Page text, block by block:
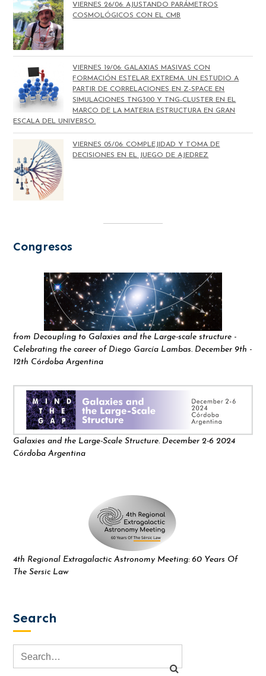
VIERNES 26/06: AJUSTANDO PARÁMETROS
COSMOLÓGICOS CON EL CMB
VIERNES 19/06: GALAXIAS MASIVAS CON
FORMACIÓN ESTELAR EXTREMA. UN ESTUDIO A
PARTIR DE CORRELACIONES EN Z-SPACE EN
SIMULACIONES TNG300 Y TNG-CLUSTER EN EL
MARCO DE LA MATERIA ESTRUCTURA EN GRAN
ESCALA DEL UNIVERSO.
VIERNES 05/06: COMPLEJIDAD Y TOMA DE
DECISIONES EN EL JUEGO DE AJEDREZ
Congresos
from Decoupling to Galaxies and the Large-scale structure -
Celebrating the career of Diego García Lambas. December 9th -
12th Córdoba Argentina
Galaxies and the Large-Scale Structure. December 2-6 2024
Córdoba Argentina
4th Regional Extragalactic Astronomy Meeting: 60 Years Of
The Sersic Law
Search